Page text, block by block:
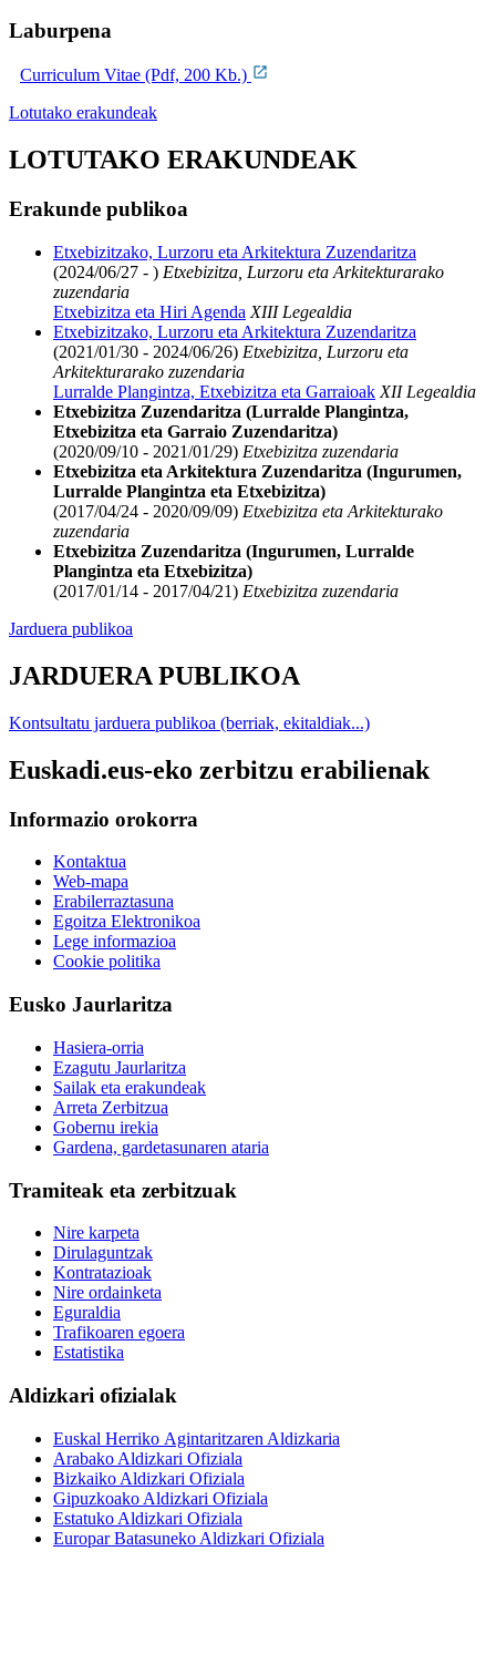
Laburpena
Curriculum Vitae (Pdf, 200 Kb.)
Lotutako erakundeak
LOTUTAKO ERAKUNDEAK
Erakunde publikoa
Etxebizitzako, Lurzoru eta Arkitektura Zuzendaritza
(2024/06/27 - ) Etxebizitza, Lurzoru eta Arkitekturarako
zuzendaria
Etxebizitza eta Hiri Agenda XIII Legealdia
Etxebizitzako, Lurzoru eta Arkitektura Zuzendaritza
(2021/01/30 - 2024/06/26) Etxebizitza, Lurzoru eta
Arkitekturarako zuzendaria
Lurralde Plangintza, Etxebizitza eta Garraioak XII Legealdia
Etxebizitza Zuzendaritza (Lurralde Plangintza,
Etxebizitza eta Garraio Zuzendaritza)
(2020/09/10 - 2021/01/29) Etxebizitza zuzendaria
Etxebizitza eta Arkitektura Zuzendaritza (Ingurumen,
Lurralde Plangintza eta Etxebizitza)
(2017/04/24 - 2020/09/09) Etxebizitza eta Arkitekturako
zuzendaria
Etxebizitza Zuzendaritza (Ingurumen, Lurralde
Plangintza eta Etxebizitza)
(2017/01/14 - 2017/04/21) Etxebizitza zuzendaria
Jarduera publikoa
JARDUERA PUBLIKOA
Kontsultatu jarduera publikoa (berriak, ekitaldiak...)
Euskadi.eus-eko zerbitzu erabilienak
Informazio orokorra
Kontaktua
Web-mapa
Erabilerraztasuna
Egoitza Elektronikoa
Lege informazioa
Cookie politika
Eusko Jaurlaritza
Hasiera-orria
Ezagutu Jaurlaritza
Sailak eta erakundeak
Arreta Zerbitzua
Gobernu irekia
Gardena, gardetasunaren ataria
Tramiteak eta zerbitzuak
Nire karpeta
Dirulaguntzak
Kontratazioak
Nire ordainketa
Eguraldia
Trafikoaren egoera
Estatistika
Aldizkari ofizialak
Euskal Herriko Agintaritzaren Aldizkaria
Arabako Aldizkari Ofiziala
Bizkaiko Aldizkari Ofiziala
Gipuzkoako Aldizkari Ofiziala
Estatuko Aldizkari Ofiziala
Europar Batasuneko Aldizkari Ofiziala